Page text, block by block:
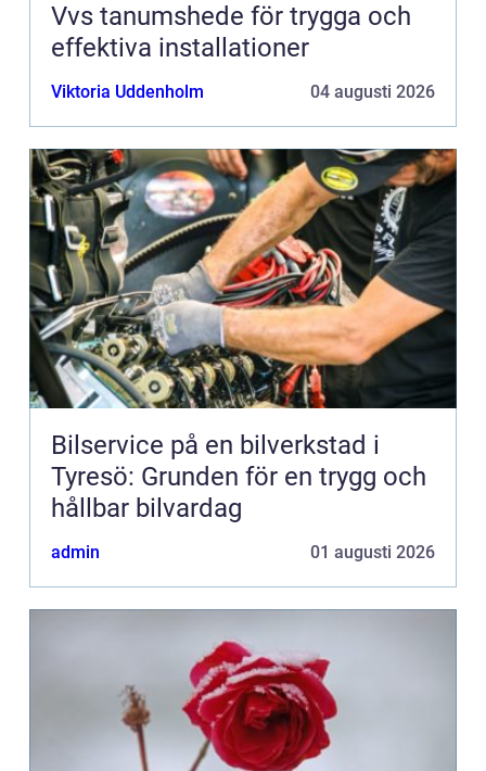
Vvs tanumshede för trygga och
effektiva installationer
Viktoria Uddenholm 04 augusti 2026
Bilservice på en bilverkstad i
Tyresö: Grunden för en trygg och
hållbar bilvardag
admin 01 augusti 2026